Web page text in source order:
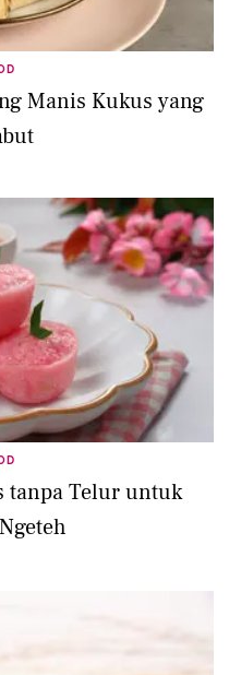
Manis Kukus yang
tanpa Telur untuk